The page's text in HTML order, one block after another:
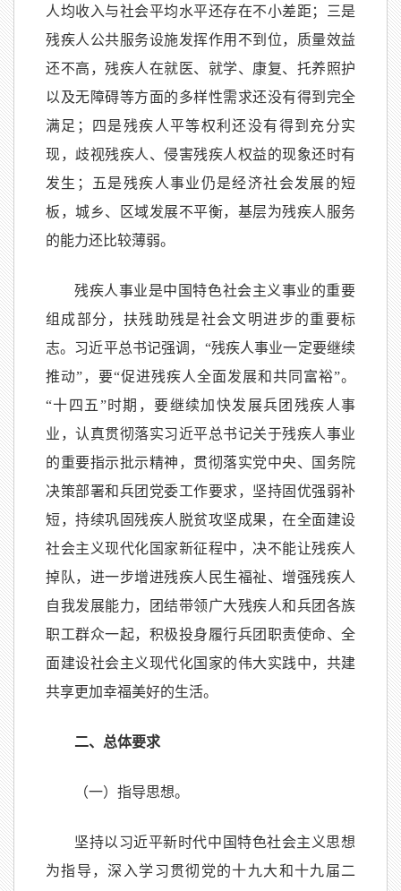
人均收入与社会平均水平还存在不小差距；三是
残疾人公共服务设施发挥作用不到位，质量效益
还不高，残疾人在就医、就学、康复、托养照护
以及无障碍等方面的多样性需求还没有得到完全
满足；四是残疾人平等权利还没有得到充分实
现，歧视残疾人、侵害残疾人权益的现象还时有
发生；五是残疾人事业仍是经济社会发展的短
板，城乡、区域发展不平衡，基层为残疾人服务
的能力还比较薄弱。
残疾人事业是中国特色社会主义事业的重要
组成部分，扶残助残是社会文明进步的重要标
志。习近平总书记强调，“残疾人事业一定要继续
推动”，要“促进残疾人全面发展和共同富裕”。
“十四五”时期，要继续加快发展兵团残疾人事
业，认真贯彻落实习近平总书记关于残疾人事业
的重要指示批示精神，贯彻落实党中央、国务院
决策部署和兵团党委工作要求，坚持固优强弱补
短，持续巩固残疾人脱贫攻坚成果，在全面建设
社会主义现代化国家新征程中，决不能让残疾人
掉队，进一步增进残疾人民生福祉、增强残疾人
自我发展能力，团结带领广大残疾人和兵团各族
职工群众一起，积极投身履行兵团职责使命、全
面建设社会主义现代化国家的伟大实践中，共建
共享更加幸福美好的生活。
二、总体要求
（一）指导思想。
坚持以习近平新时代中国特色社会主义思想
为指导，深入学习贯彻党的十九大和十九届二